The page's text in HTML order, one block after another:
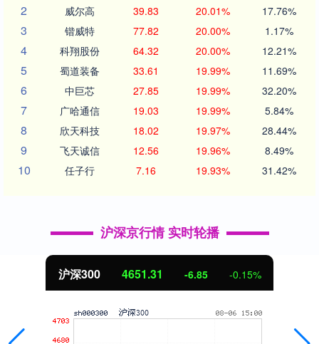
2 威尔高 39.83 20.01% 17.76%
3 锴威特 77.82 20.00% 1.17%
4 科翔股份 64.32 20.00% 12.21%
5 蜀道装备 33.61 19.99% 11.69%
6 中巨芯 27.85 19.99% 32.20%
7 广哈通信 19.03 19.99% 5.84%
8 欣天科技 18.02 19.97% 28.44%
9 飞天诚信 12.56 19.96% 8.49%
10 任子行 7.16 19.93% 31.42%
沪深京行情 实时轮播
沪深300 4651.31 -6.85 -0.15%